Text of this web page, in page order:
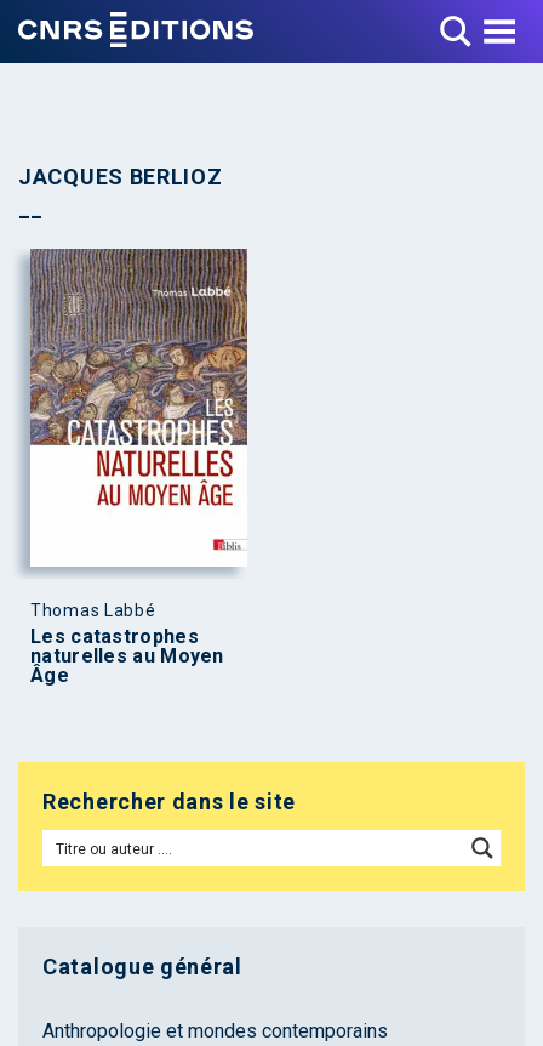
Toggle Menu
JACQUES BERLIOZ
Thomas Labbé
Les catastrophes
naturelles au Moyen
Âge
Rechercher dans le site
Catalogue général
Anthropologie et mondes contemporains